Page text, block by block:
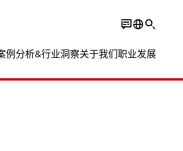
例分析&行业洞察关于我们职业发展